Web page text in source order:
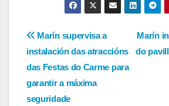
Navegación
de
entradas
Marín
do
Marín supervisa a
instalación das atraccións
das Festas do Carme para
garantir a máxima
seguridade